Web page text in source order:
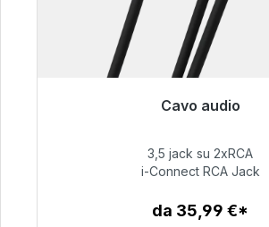
Cavo audio
Pronto per la spedizione
51,99 €
3,5 jack su 2xRCA
i-Connect RCA Jack
da 35,99 €*